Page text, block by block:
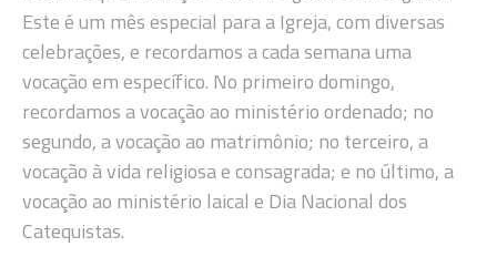
Este é um mês especial para a Igreja, com diversas
celebrações, e recordamos a cada semana uma
vocação em específico. No primeiro domingo,
recordamos a vocação ao ministério ordenado; no
segundo, a vocação ao matrimônio; no terceiro, a
vocação à vida religiosa e consagrada; e no último, a
vocação ao ministério laical e Dia Nacional dos
Catequistas.